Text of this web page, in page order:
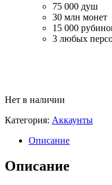
75 000 душ
30 млн монет
15 000
3 любых
Нет в наличии
Категория: Аккаунты
Описание
Описание